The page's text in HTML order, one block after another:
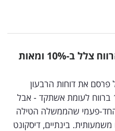
צלל ב-10%
ומאות
פרסם את דוחות הרבעון
הראשון עם ירידה של כ-10% ברווח לעומת אשתקד - אבל
פעמי שהממשלה הטילה
בינתיים, דיסקונט